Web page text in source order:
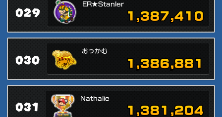
029
ER★Stanler
1,387,410
030
おっかむ
1,386,881
031
Nathalie
1,381,204